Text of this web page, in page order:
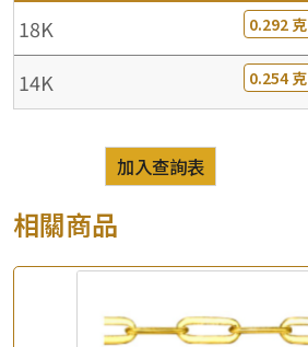
18K 0.292 克
14K 0.254 克
加入查詢表
相關商品